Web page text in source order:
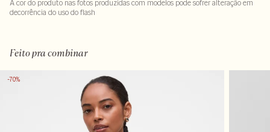
A cor do produto nas fotos produzidas com modelos pode sofrer alteração em
decorrência do uso do flash
Feito pra combinar
-70%